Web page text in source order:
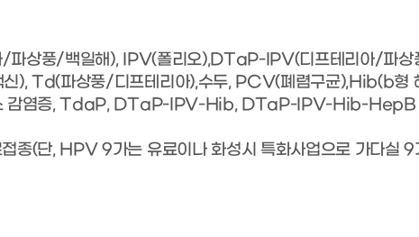
파상풍/백일해), IPV(폴리오),DTaP-IPV(디프테리아/파
신), Td(파상풍/디프테리아),수두, PCV(폐렴구균),Hib(b형
스 감염증, TdaP, DTaP-IPV-Hib, DTaP-IPV-Hib-HepB
(단, HPV 9가는 유료이나 화성시 특화사업으로 가다실 9